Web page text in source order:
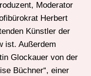
Moderator
Herbert
Künstler der
ist. Außerdem
Glockauer von der
Büchner“, einer